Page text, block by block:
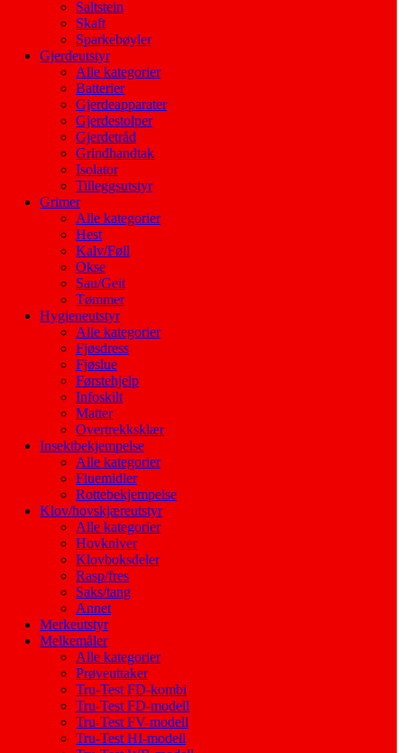
Saltstein
Skaft
Sparkebøyler
Gjerdeutstyr
Alle kategorier
Batterier
Gjerdeapparater
Gjerdestolper
Gjerdetråd
Grindhandtak
Isolator
Tilleggsutstyr
Grimer
Alle kategorier
Hest
Kalv/Føll
Okse
Sau/Geit
Tømmer
Hygieneutstyr
Alle kategorier
Fjøsdress
Fjøslue
Førstehjelp
Infoskilt
Matter
Overtrekksklær
Insektbekjempelse
Alle kategorier
Fluemidler
Rottebekjempelse
Klov/hovskjæreutstyr
Alle kategorier
Hovkniver
Klovboksdeler
Rasp/fres
Saks/tang
Annet
Merkeutstyr
Melkemåler
Alle kategorier
Prøveuttaker
Tru-Test FD-kombi
Tru-Test FD-modell
Tru-Test FV-modell
Tru-Test HI-modell